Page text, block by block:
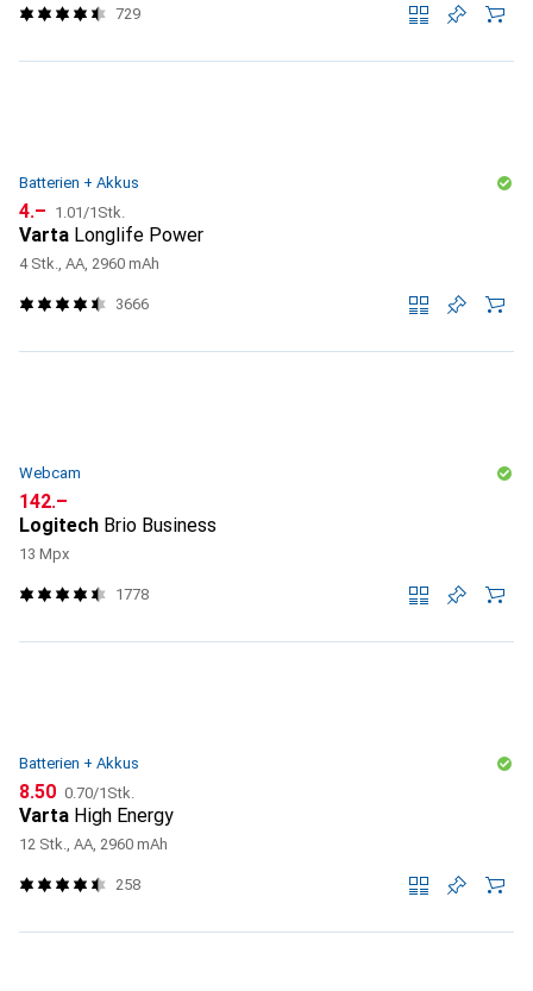
729
Batterien + Akkus
CHF
4.– CHF
1.01 /1Stk.
Varta Longlife Power
4 Stk., AA, 2960 mAh
3666
Webcam
CHF
142.–
Logitech Brio Business
13 Mpx
1778
Batterien + Akkus
CHF
8.50 CHF
0.70/1Stk.
Varta High Energy
12 Stk., AA, 2960 mAh
258